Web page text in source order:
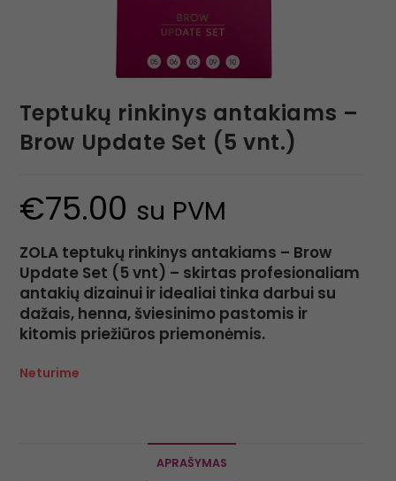
Teptukų rinkinys antakiams –
Brow Update Set (5 vnt.)
€75.00 su PVM
ZOLA teptukų rinkinys antakiams – Brow
Update Set (5 vnt) – skirtas profesionaliam
antakių dizainui ir idealiai tinka darbui su
dažais, henna, šviesinimo pastomis ir
kitomis priežiūros priemonėmis.
Neturime
APRAŠYMAS